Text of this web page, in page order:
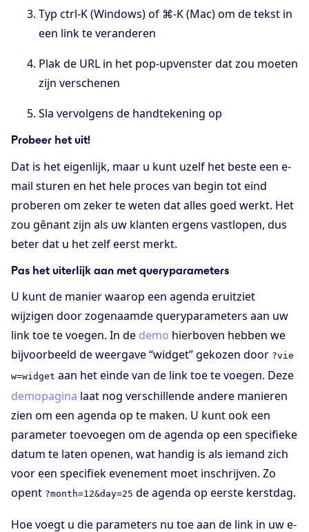
Typ ctrl-K (Windows) of ⌘-K (Mac) om de tekst in
een link te veranderen
Plak de URL in het pop-upvenster dat zou moeten
zijn verschenen
Sla vervolgens de handtekening op
Probeer het uit!
Dat is het eigenlijk, maar u kunt uzelf het beste een e-
mail sturen en het hele proces van begin tot eind
proberen om zeker te weten dat alles goed werkt. Het
zou gênant zijn als uw klanten ergens vastlopen, dus
beter dat u het zelf eerst merkt.
Pas het uiterlijk aan met queryparameters
U kunt de manier waarop een agenda eruitziet
wijzigen door zogenaamde queryparameters aan uw
link toe te voegen. In de demo hierboven hebben we
bijvoorbeeld de weergave “widget” gekozen door ?vie
w=widget aan het einde van de link toe te voegen. Deze
demopagina laat nog verschillende andere manieren
zien om een agenda op te maken. U kunt ook een
parameter toevoegen om de agenda op een specifieke
datum te laten openen, wat handig is als iemand zich
voor een specifiek evenement moet inschrijven. Zo
opent ?month=12&day=25 de agenda op eerste kerstdag.
Hoe voegt u die parameters nu toe aan de link in uw e-